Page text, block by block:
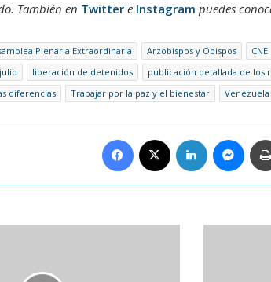
También en Twittere Instagram puedes
Plenaria Extraordinaria Arzobispos y Obispos CNE
liberación de detenidos
publicación detallada de los
diferencias
Trabajar por la paz y el bienestar Venezuela
Facebook LinkedIn